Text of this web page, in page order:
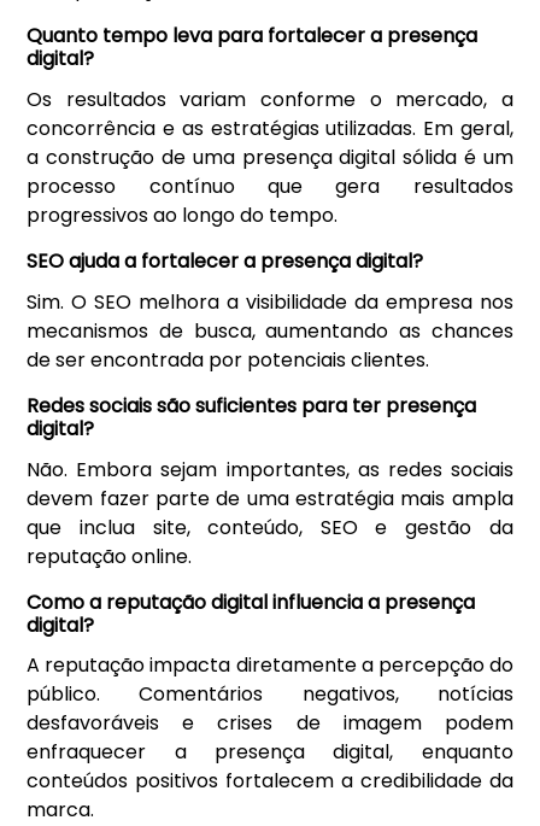
Quanto tempo leva para fortalecer a presença
digital?
Os resultados variam conforme o mercado, a
concorrência e as estratégias utilizadas. Em geral,
a construção de uma presença digital sólida é um
processo contínuo que gera resultados
progressivos ao longo do tempo.
SEO ajuda a fortalecer a presença digital?
Sim. O SEO melhora a visibilidade da empresa nos
mecanismos de busca, aumentando as chances
de ser encontrada por potenciais clientes.
Redes sociais são suficientes para ter presença
digital?
Não. Embora sejam importantes, as redes sociais
devem fazer parte de uma estratégia mais ampla
que inclua site, conteúdo, SEO e gestão da
reputação online.
Como a reputação digital influencia a presença
digital?
A reputação impacta diretamente a percepção do
público. Comentários negativos, notícias
desfavoráveis e crises de imagem podem
enfraquecer a presença digital, enquanto
conteúdos positivos fortalecem a credibilidade da
marca.